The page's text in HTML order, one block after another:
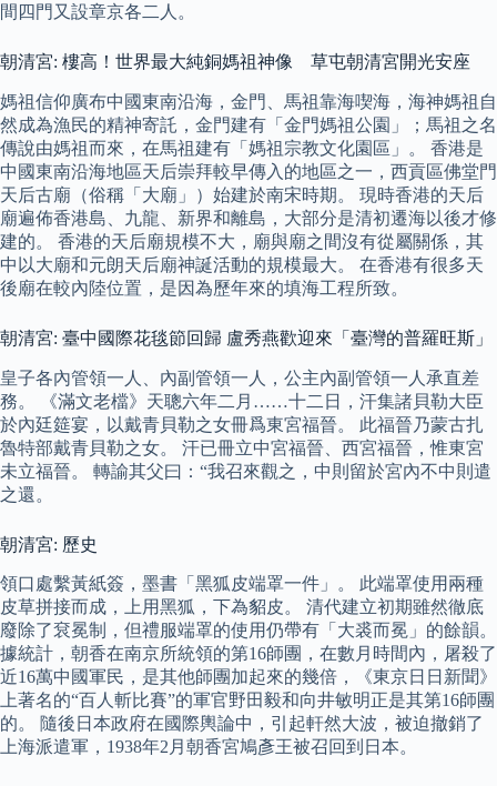
間四門又設章京各二人。
朝清宮: 樓高！世界最大純銅媽祖神像 草屯朝清宮開光安座
媽祖信仰廣布中國東南沿海，金門、馬祖靠海喫海，海神媽祖自
然成為漁民的精神寄託，金門建有「金門媽祖公園」；馬祖之名
傳說由媽祖而來，在馬祖建有「媽祖宗教文化園區」。 香港是
中國東南沿海地區天后崇拜較早傳入的地區之一，西貢區佛堂門
天后古廟（俗稱「大廟」）始建於南宋時期。 現時香港的天后
廟遍佈香港島、九龍、新界和離島，大部分是清初遷海以後才修
建的。 香港的天后廟規模不大，廟與廟之間沒有從屬關係，其
中以大廟和元朗天后廟神誕活動的規模最大。 在香港有很多天
後廟在較內陸位置，是因為歷年來的填海工程所致。
朝清宮: 臺中國際花毯節回歸 盧秀燕歡迎來「臺灣的普羅旺斯」
皇子各內管領一人、內副管領一人，公主內副管領一人承直差
務。 《滿文老檔》天聰六年二月……十二日，汗集諸貝勒大臣
於內廷筵宴，以戴青貝勒之女冊爲東宮福晉。 此福晉乃蒙古扎
魯特部戴青貝勒之女。 汗已冊立中宮福晉、西宮福晉，惟東宮
未立福晉。 轉諭其父曰：“我召來觀之，中則留於宮內不中則遣
之還。
朝清宮: 歷史
領口處繫黃紙簽，墨書「黑狐皮端罩一件」。 此端罩使用兩種
皮草拼接而成，上用黑狐，下為貂皮。 清代建立初期雖然徹底
廢除了袞冕制，但禮服端罩的使用仍帶有「大裘而冕」的餘韻。
據統計，朝香在南京所統領的第16師團，在數月時間內，屠殺了
近16萬中國軍民，是其他師團加起來的幾倍，《東京日日新聞》
上著名的“百人斬比賽”的軍官野田毅和向井敏明正是其第16師團
的。 隨後日本政府在國際輿論中，引起軒然大波，被迫撤銷了
上海派遣軍，1938年2月朝香宮鳩彥王被召回到日本。